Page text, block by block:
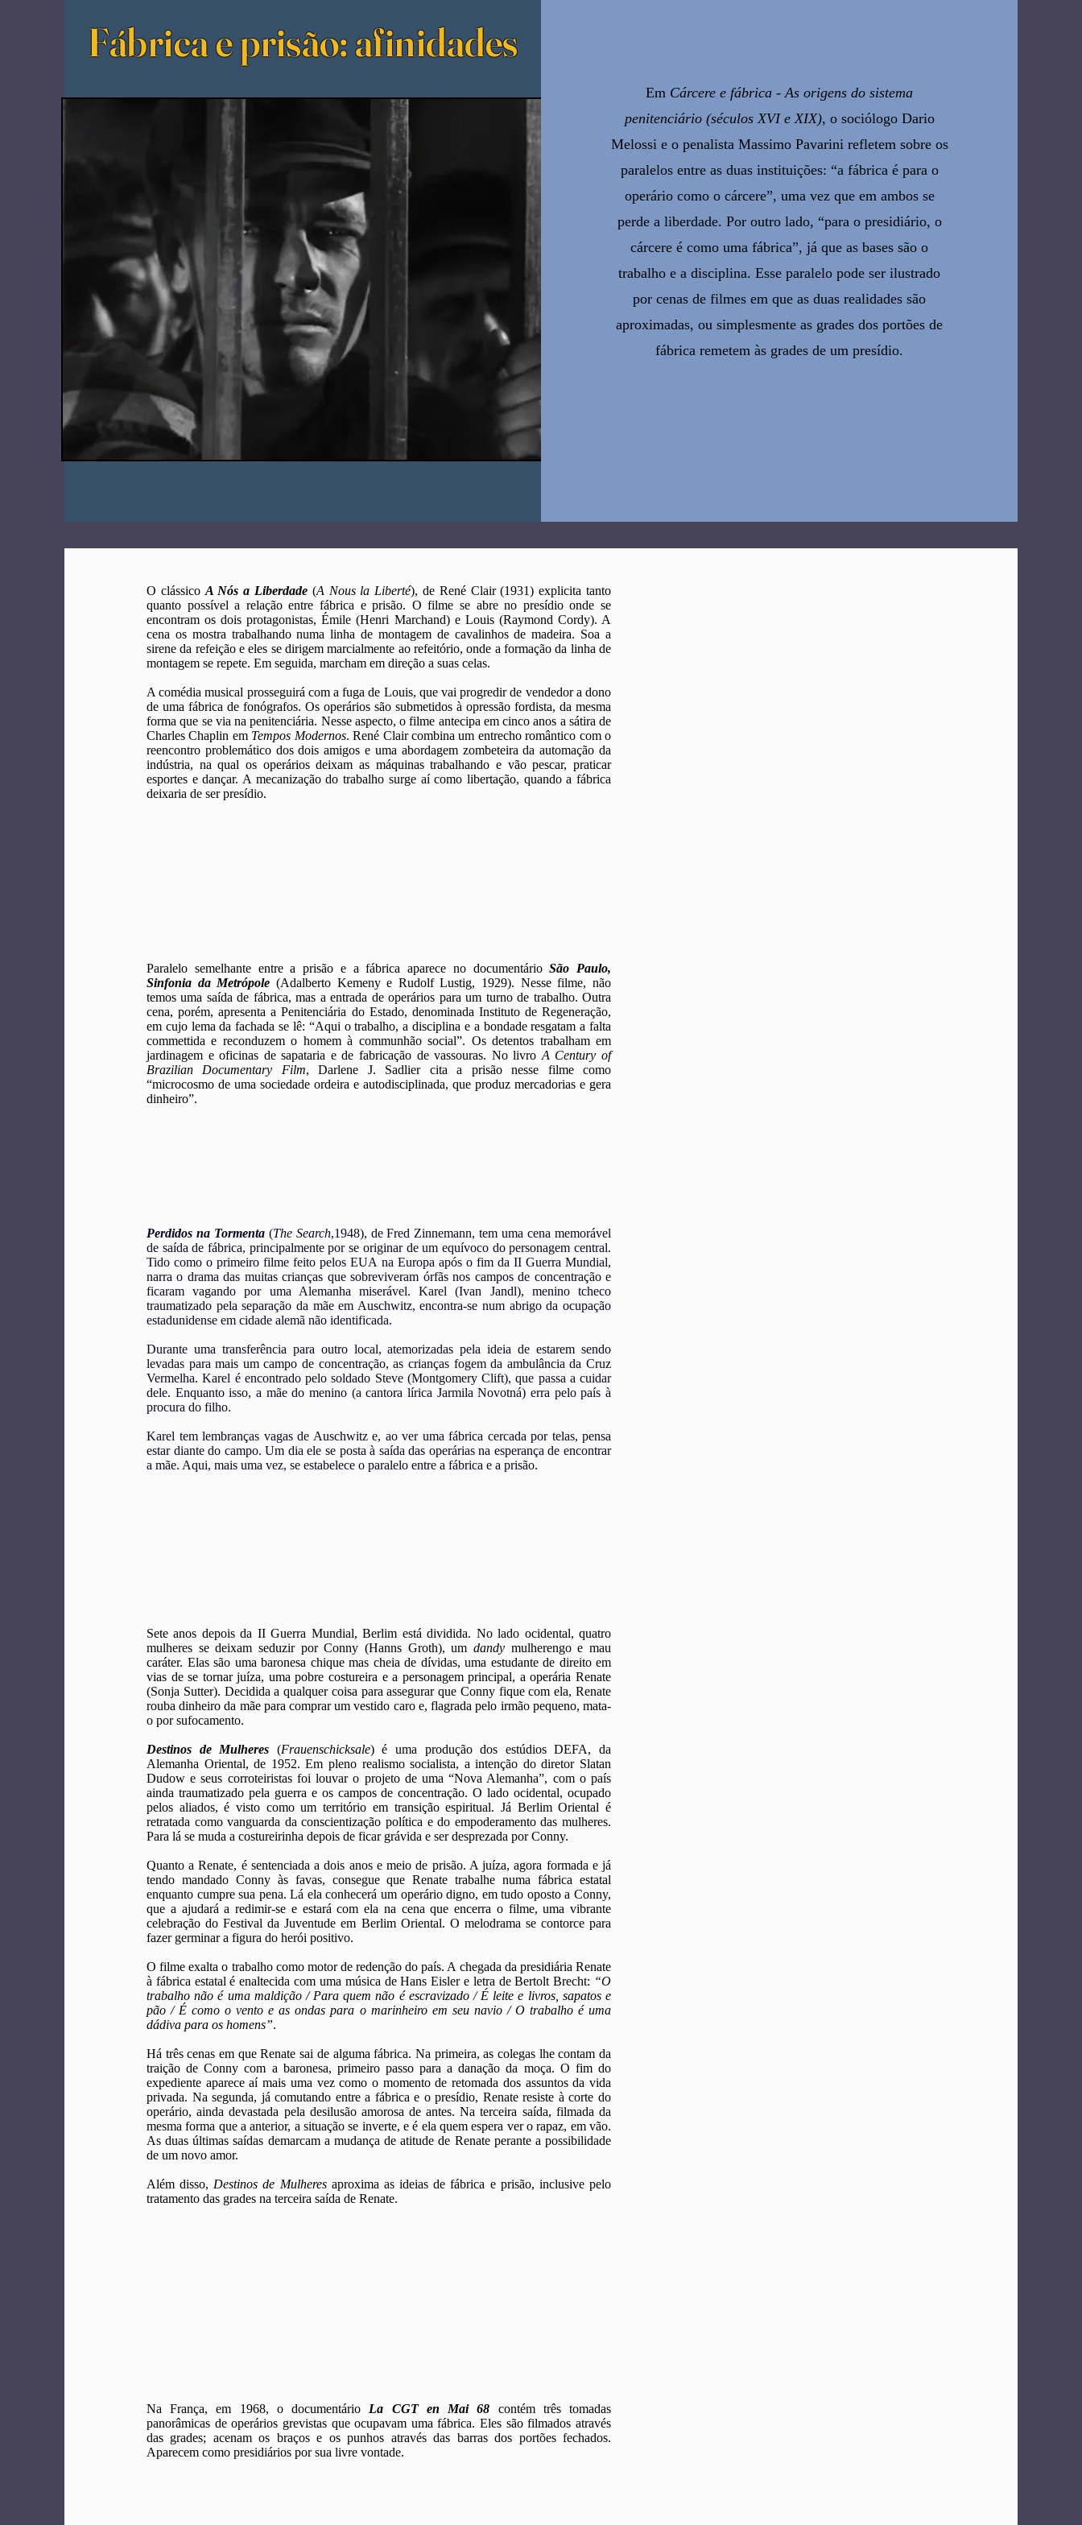
Fábrica e prisão: afinidades
Em Cárcere e fábrica - As origens do sistema
penitenciário (séculos XVI e XIX), o sociólogo Dario
Melossi e o penalista Massimo Pavarini refletem sobre os
paralelos entre as duas instituições: “a fábrica é para o
operário como o cárcere”, uma vez que em ambos se
perde a liberdade. Por outro lado, “para o presidiário, o
cárcere é como uma fábrica”, já que as bases são o
trabalho e a disciplina. Esse paralelo pode ser ilustrado
por cenas de filmes em que as duas realidades são
aproximadas, ou simplesmente as grades dos portões de
fábrica remetem às grades de um presídio.
O clássico A Nós a Liberdade (A Nous la Liberté), de René Clair (1931) explicita tanto
quanto possível a relação entre fábrica e prisão. O filme se abre no presídio onde se
encontram os dois protagonistas, Émile (Henri Marchand) e Louis (Raymond Cordy). A
cena os mostra trabalhando numa linha de montagem de cavalinhos de madeira. Soa a
sirene da refeição e eles se dirigem marcialmente ao refeitório, onde a formação da linha de
montagem se repete. Em seguida, marcham em direção a suas celas.
A comédia musical prosseguirá com a fuga de Louis, que vai progredir de vendedor a dono
de uma fábrica de fonógrafos. Os operários são submetidos à opressão fordista, da mesma
forma que se via na penitenciária. Nesse aspecto, o filme antecipa em cinco anos a sátira de
Charles Chaplin em Tempos Modernos. René Clair combina um entrecho romântico com o
reencontro problemático dos dois amigos e uma abordagem zombeteira da automação da
indústria, na qual os operários deixam as máquinas trabalhando e vão pescar, praticar
esportes e dançar. A mecanização do trabalho surge aí como libertação, quando a fábrica
deixaria de ser presídio.
Paralelo semelhante entre a prisão e a fábrica aparece no documentárioSão Paulo,
Sinfonia da Metrópole (Adalberto Kemeny e Rudolf Lustig, 1929). Nesse filme, não
temos uma saída de fábrica, mas a entrada de operários para um turno de trabalho. Outra
cena, porém, apresenta a Penitenciária do Estado, denominada Instituto de Regeneração,
em cujo lema da fachada se lê: “Aqui o trabalho, a disciplina e a bondade resgatam a falta
commettida e reconduzem o homem à communhão social”. Os detentos trabalham em
jardinagem e oficinas de sapataria e de fabricação de vassouras. No livro A Century of
Brazilian Documentary Film, Darlene J. Sadlier cita a prisão nesse filme como
“microcosmo de uma sociedade ordeira e autodisciplinada, que produz mercadorias e gera
dinheiro”.
Perdidos na Tormenta(The Search,1948), de Fred Zinnemann, tem uma cena memorável
de saída de fábrica, principalmente por se originar de um equívoco do personagem central.
Tido como o primeiro filme feito pelos EUA na Europa após o fim da II Guerra Mundial,
narra o drama das muitas crianças que sobreviveram órfãs nos campos de concentração e
ficaram vagando por uma Alemanha miserável. Karel (Ivan Jandl), menino tcheco
traumatizado pela separação da mãe em Auschwitz, encontra-se num abrigo da ocupação
estadunidense em cidade alemã não identificada.
Durante uma transferência para outro local, atemorizadas pela ideia de estarem sendo
levadas para mais um campo de concentração, as crianças fogem da ambulância da Cruz
Vermelha. Karel é encontrado pelo soldado Steve (Montgomery Clift), que passa a cuidar
dele. Enquanto isso, a mãe do menino (a cantora lírica Jarmila Novotná) erra pelo país à
procura do filho.
Karel tem lembranças vagas de Auschwitz e, ao ver uma fábrica cercada por telas, pensa
estar diante do campo. Um dia ele se posta à saída das operárias na esperança de encontrar
a mãe. Aqui, mais uma vez, se estabelece o paralelo entre a fábrica e a prisão.
Sete anos depois da II Guerra Mundial, Berlim está dividida. No lado ocidental, quatro
mulheres se deixam seduzir por Conny (Hanns Groth), um dandy mulherengo e mau
caráter. Elas são uma baronesa chique mas cheia de dívidas, uma estudante de direito em
vias de se tornar juíza, uma pobre costureira e a personagem principal, a operária Renate
(Sonja Sutter). Decidida a qualquer coisa para assegurar que Conny fique com ela, Renate
rouba dinheiro da mãe para comprar um vestido caro e, flagrada pelo irmão pequeno, mata-
o por sufocamento.
Destinos de Mulheres (Frauenschicksale) é uma produção dos estúdios DEFA, da
Alemanha Oriental, de 1952. Em pleno realismo socialista, a intenção do diretor Slatan
Dudow e seus corroteiristas foi louvar o projeto de uma “Nova Alemanha”, com o país
ainda traumatizado pela guerra e os campos de concentração. O lado ocidental, ocupado
pelos aliados, é visto como um território em transição espiritual. Já Berlim Oriental é
retratada como vanguarda da conscientização política e do empoderamento das mulheres.
Para lá se muda a costureirinha depois de ficar grávida e ser desprezada por Conny.
Quanto a Renate, é sentenciada a dois anos e meio de prisão. A juíza, agora formada e já
tendo mandado Conny às favas, consegue que Renate trabalhe numa fábrica estatal
enquanto cumpre sua pena. Lá ela conhecerá um operário digno, em tudo oposto a Conny,
que a ajudará a redimir-se e estará com ela na cena que encerra o filme, uma vibrante
celebração do Festival da Juventude em Berlim Oriental. O melodrama se contorce para
fazer germinar a figura do herói positivo.
O filme exalta o trabalho como motor de redenção do país. A chegada da presidiária Renate
à fábrica estatal é enaltecida com uma música de Hans Eisler e letra de Bertolt Brecht: “O
trabalho não é uma maldição / Para quem não é escravizado / É leite e livros, sapatos e
pão / É como o vento e as ondas para o marinheiro em seu navio / O trabalho é uma
dádiva para os homens”.
Há três cenas em que Renate sai de alguma fábrica. Na primeira, as colegas lhe contam da
traição de Conny com a baronesa, primeiro passo para a danação da moça. O fim do
expediente aparece aí mais uma vez como o momento de retomada dos assuntos da vida
privada. Na segunda, já comutando entre a fábrica e o presídio, Renate resiste à corte do
operário, ainda devastada pela desilusão amorosa de antes. Na terceira saída, filmada da
mesma forma que a anterior, a situação se inverte, e é ela quem espera ver o rapaz, em vão.
As duas últimas saídas demarcam a mudança de atitude de Renate perante a possibilidade
de um novo amor.
Além disso, Destinos de Mulheresaproxima as ideias de fábrica e prisão, inclusive pelo
tratamento das grades na terceira saída de Renate.
Na França, em 1968, o documentário La CGT en Mai 68 contém três tomadas
panorâmicas de operários grevistas que ocupavam uma fábrica. Eles são filmados através
das grades; acenam os braços e os punhos através das barras dos portões fechados.
Aparecem como presidiários por sua livre vontade.